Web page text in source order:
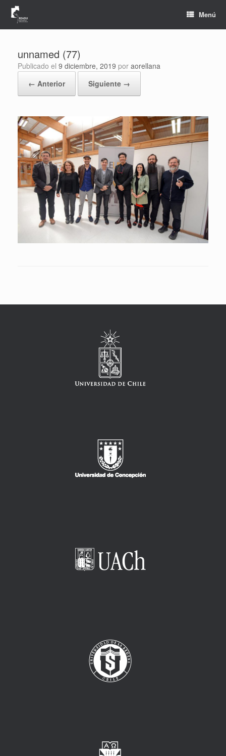
Saltar
contenido
Menú
unnamed (77)
Publicado el 9 diciembre, 2019 por aorellana
← Anterior
Siguiente →